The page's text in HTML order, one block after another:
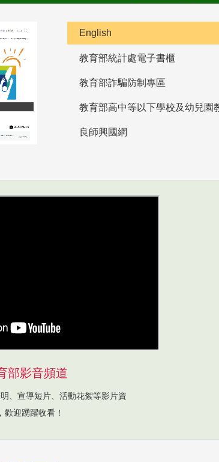
English
教育部統計處電子書櫃
教育部詐騙防制專區
良師興國網
部影音頻道
、宣導短片、活動花絮等影片資
歡迎踴躍收看！